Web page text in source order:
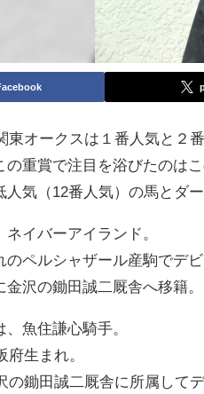
東オークスは１番人気と２
の重賞で注目を浴びたのは
人気（12番人気）の馬とダ
ネイバーアイランド。
のペルシャザール産駒でデ
金沢の鋤田誠二厩舎へ移籍
、魚住謙心騎手。
府生まれ。
の鋤田誠二厩舎に所属して